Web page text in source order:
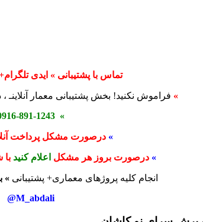
تماس با پشتیبانی » ایدی
» فراموش نکنید! بخش پشتیبانی معمار
» 0916-891-1243
» درصورت مشکل پرداخت
» درصورت بروز هر مشکل اعلام کنید
انجام کلیه پروژهای معماری+ پشتیبانی »
M_abdali@